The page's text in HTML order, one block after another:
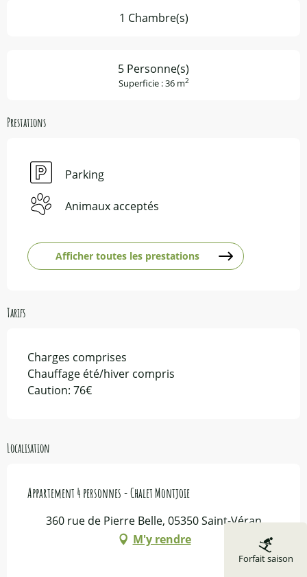
Forfait saison
1 Chambre(s)
5 Personne(s)
Superficie : 36 m2
Prestations
Parking
Animaux acceptés
Afficher toutes les prestations
Tarifs
Charges comprises
Chauffage été/hiver compris
Caution: 76€
Localisation
Appartement 4 personnes - Chalet Montjoie
360 rue de Pierre Belle, 05350 Saint-Véran
M'y rendre